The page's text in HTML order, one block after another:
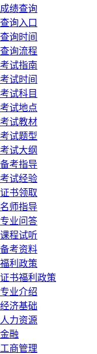
成绩查询
查询入口
查询时间
查询流程
考试指南
考试时间
考试科目
考试地点
考试教材
考试题型
考试大纲
备考指导
考试经验
证书领取
名师指导
专业问答
课程试听
备考资料
福利政策
证书福利政策
专业介绍
经济基础
人力资源
金融
工商管理